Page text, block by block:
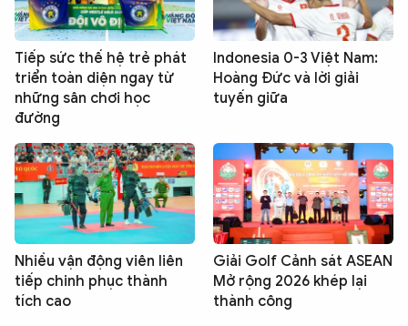
Tiếp sức thế hệ trẻ phát
triển toàn diện ngay từ
những sân chơi học
đường
Indonesia 0-3 Việt Nam:
Hoàng Đức và lời giải
tuyến giữa
Nhiều vận động viên liên
tiếp chinh phục thành
tích cao
Giải Golf Cảnh sát ASEAN
Mở rộng 2026 khép lại
thành công